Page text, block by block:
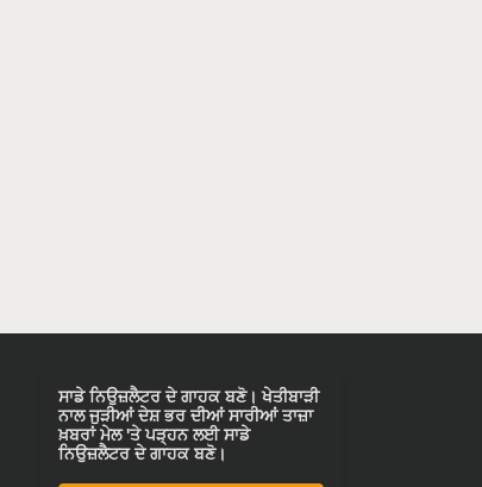
ਸਾਡੇ ਨਿਉਜ਼ਲੈਟਰ ਦੇ ਗਾਹਕ ਬਣੋ। ਖੇਤੀਬਾੜੀ
ਨਾਲ ਜੁੜੀਆਂ ਦੇਸ਼ ਭਰ ਦੀਆਂ ਸਾਰੀਆਂ ਤਾਜ਼ਾ
ਖ਼ਬਰਾਂ ਮੇਲ 'ਤੇ ਪੜ੍ਹਨ ਲਈ ਸਾਡੇ
ਨਿਉਜ਼ਲੈਟਰ ਦੇ ਗਾਹਕ ਬਣੋ।